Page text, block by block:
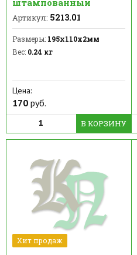
Артикул: 5213.01
Размеры: 195х110х2мм
Вес: 0.24 кг
Цена:
170 руб.
В КОРЗИНУ
Хит продаж